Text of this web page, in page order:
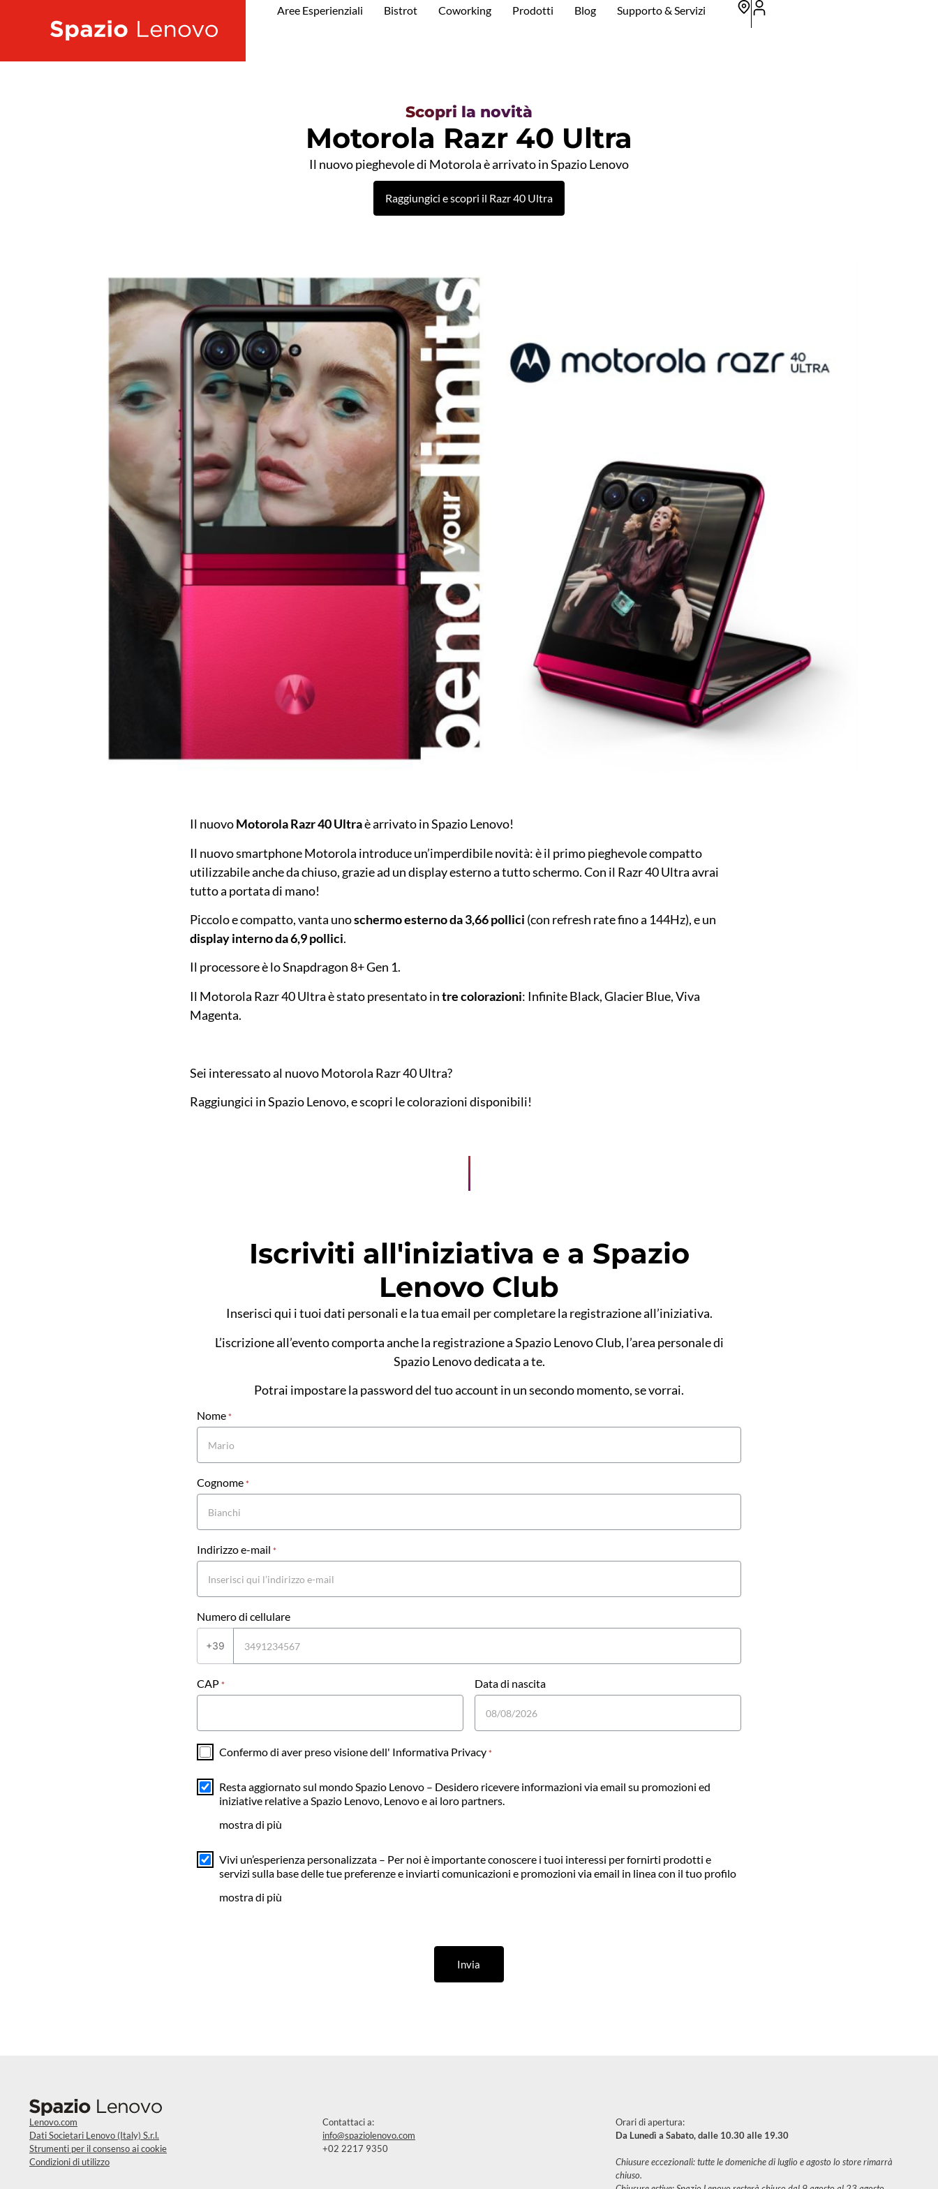
Aree Esperienziali Bistrot Coworking Prodotti Blog Supporto & Servizi
Scopri la novità
Motorola Razr 40 Ultra
Il nuovo pieghevole di Motorola è arrivato in Spazio Lenovo
Raggiungici e scopri il Razr 40 Ultra
Il nuovoMotorola Razr 40 Ultraè arrivato in Spazio Lenovo!
Il nuovo smartphone Motorola introduce un’imperdibile novità: è il primo pieghevole compatto
utilizzabile anche da chiuso, grazie ad un display esterno a tutto schermo. Con il Razr 40 Ultra avrai
tutto a portata di mano!
Piccolo e compatto, vanta unoschermo esterno da 3,66 pollici (con refresh rate fino a 144Hz), e un
display interno da 6,9 pollici.
Il processore è lo Snapdragon 8+ Gen 1.
Il Motorola Razr 40 Ultra è stato presentato intre colorazioni: Infinite Black, Glacier Blue, Viva
Magenta.
Sei interessato al nuovo Motorola Razr 40 Ultra?
Raggiungici in Spazio Lenovo, e scopri le colorazioni disponibili!
Iscriviti all'iniziativa e a Spazio
Lenovo Club
Inserisci qui i tuoi dati personali e la tua email per completare la registrazione all’iniziativa.
L’iscrizione all’evento comporta anche la registrazione a Spazio Lenovo Club, l’area personale di
Spazio Lenovo dedicata a te.
Potrai impostare la password del tuo account in un secondo momento, se vorrai.
Promo
Nome *
Cognome *
Indirizzo e-mail *
Numero di cellulare
+39
CAP * Data di nascita
Confermo di aver preso visione dell' Informativa Privacy *
Resta aggiornato sul mondo Spazio Lenovo – Desidero ricevere informazioni via email su promozioni ed
iniziative relative a Spazio Lenovo, Lenovo e ai loro partners.
mostra di più
Vivi un’esperienza personalizzata – Per noi è importante conoscere i tuoi interessi per fornirti prodotti e
servizi sulla base delle tue preferenze e inviarti comunicazioni e promozioni via email in linea con il tuo profilo
mostra di più
Invia
Lenovo.com
Dati Societari Lenovo (Italy) S.r.l.
Strumenti per il consenso ai cookie
Condizioni di utilizzo
Contattaci a:
info@spaziolenovo.com
+02 2217 9350
Orari di apertura:
Da Lunedì a Sabato, dalle 10.30 alle 19.30
Chiusure eccezionali: tutte le domeniche di luglio e agosto lo store rimarrà
chiuso.